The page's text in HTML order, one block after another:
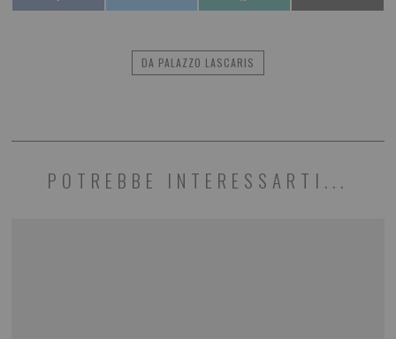
DA PALAZZO LASCARIS
POTREBBE INTERESSARTI...